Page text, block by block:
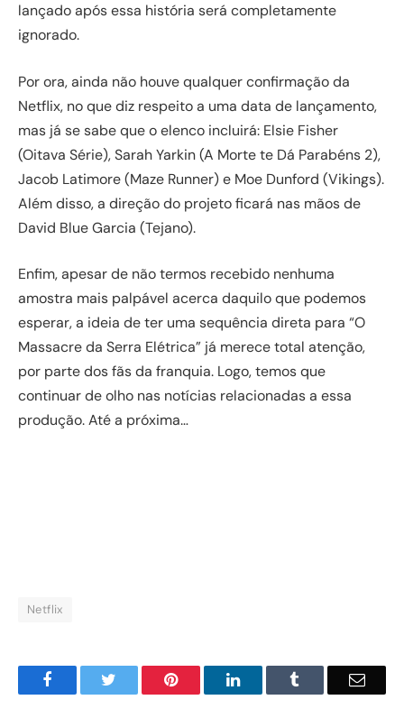
lançado após essa história será completamente
ignorado.
Por ora, ainda não houve qualquer confirmação da
Netflix, no que diz respeito a uma data de lançamento,
mas já se sabe que o elenco incluirá: Elsie Fisher
(Oitava Série), Sarah Yarkin (A Morte te Dá Parabéns 2),
Jacob Latimore (Maze Runner) e Moe Dunford (Vikings).
Além disso, a direção do projeto ficará nas mãos de
David Blue Garcia (Tejano).
Enfim, apesar de não termos recebido nenhuma
amostra mais palpável acerca daquilo que podemos
esperar, a ideia de ter uma sequência direta para “O
Massacre da Serra Elétrica” já merece total atenção,
por parte dos fãs da franquia. Logo, temos que
continuar de olho nas notícias relacionadas a essa
produção. Até a próxima…
Netflix
Facebook Pinterest LinkedIn Email